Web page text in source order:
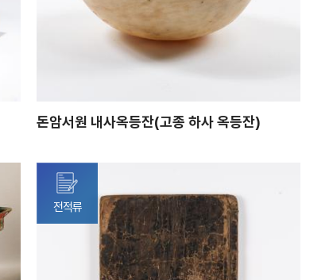
돈암서원 내사옥등잔(고종 하사 옥등잔)
전적류